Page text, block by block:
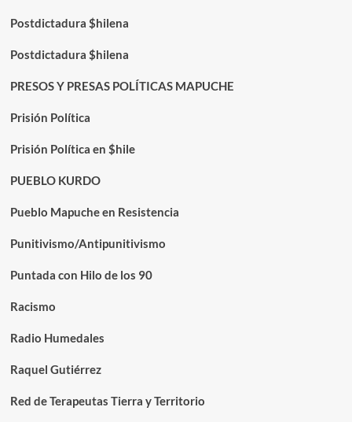
Postdictadura $hilena
Postdictadura $hilena
PRESOS Y PRESAS POLÍTICAS MAPUCHE
Prisión Política
Prisión Política en $hile
PUEBLO KURDO
Pueblo Mapuche en Resistencia
Punitivismo/Antipunitivismo
Puntada con Hilo de los 90
Racismo
Radio Humedales
Raquel Gutiérrez
Red de Terapeutas Tierra y Territorio